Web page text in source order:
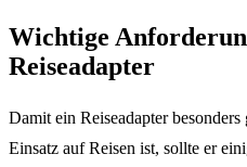
Wichtige
Reiseadapter
Damit ein Reiseadapter
Einsatz auf Reisen ist, sollte er